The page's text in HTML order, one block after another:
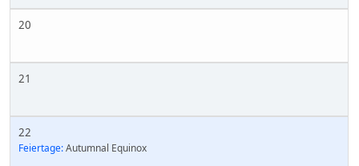
20
21
22
Feiertage:Autumnal Equinox